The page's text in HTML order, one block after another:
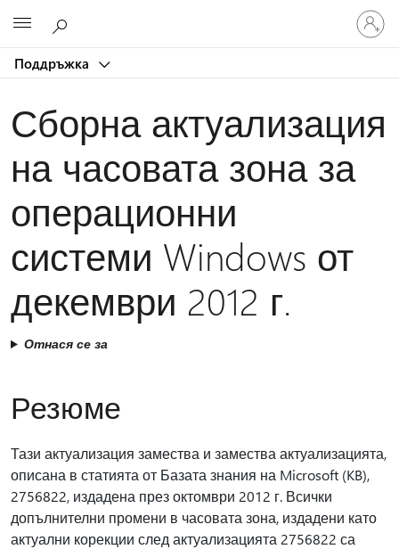
Поддръжка
Влезте
във
вашия
Сборна актуализация
на часовата зона за
операционни
системи Windows от
декември 2012 г.
Отнася се за
Резюме
Тази актуализация замества и замества актуализацията,
описана в статията от Базата знания на Microsoft (KB),
2756822, издадена през октомври 2012 г. Всички
допълнителни промени в часовата зона, издадени като
актуални корекции след актуализацията 2756822 са